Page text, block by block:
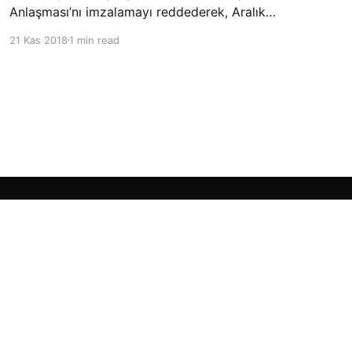
Anlaşması’nı imzalamayı reddederek, Aralık
konferansta BM üyesi ülkeler tarafından
21 Kas 20181 min read